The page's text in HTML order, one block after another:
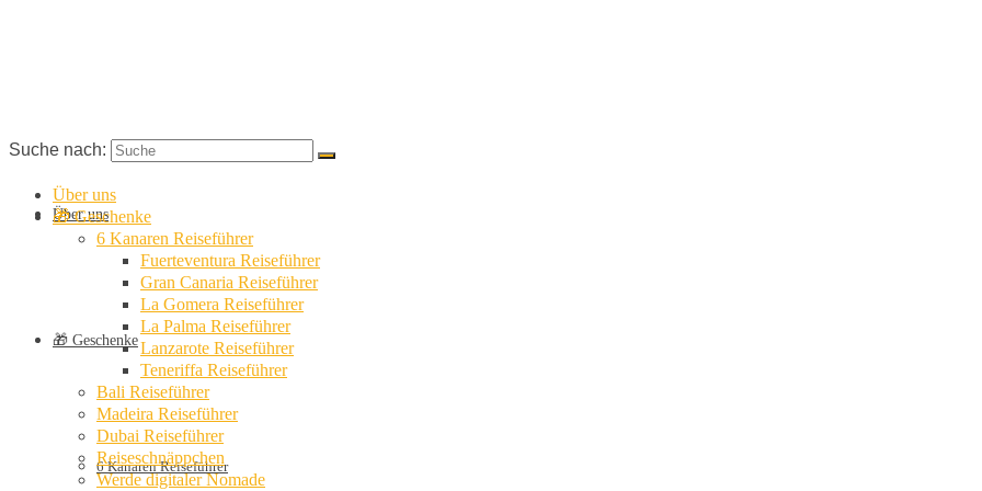
Über uns
🎁 Geschenke
6 Kanaren Reiseführer
Suche nach:
Über uns
🎁 Geschenke
6 Kanaren Reiseführer
Fuerteventura Reiseführer
Gran Canaria Reiseführer
La Gomera Reiseführer
La Palma Reiseführer
Lanzarote Reiseführer
Teneriffa Reiseführer
Bali Reiseführer
Madeira Reiseführer
Dubai Reiseführer
Reiseschnäppchen
Werde digitaler Nomade